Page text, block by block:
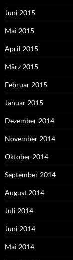
Juni 2015
Mai 2015
April 2015
März 2015
Februar 2015
Januar 2015
Dezember 2014
November 2014
Oktober 2014
September 2014
August 2014
Juli 2014
Juni 2014
Mai 2014